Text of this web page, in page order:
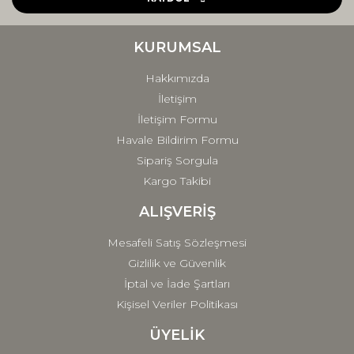
Ürün fiyatı diğer sitelerden daha pahalı.
Gönder
KURUMSAL
Hakkımızda
İletişim
İletişim Formu
Havale Bildirim Formu
Sipariş Sorgula
Kargo Takibi
ALIŞVERİŞ
Mesafeli Satış Sözleşmesi
Gizlilik ve Güvenlik
İptal ve İade Şartları
Kişisel Veriler Politikası
ÜYELİK